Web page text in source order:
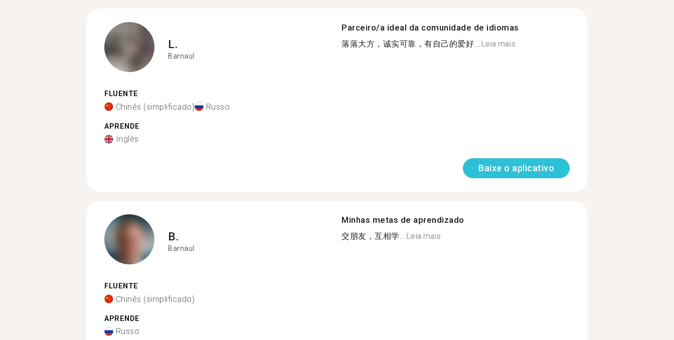
L.
Barnaul
FLUENTE
Chinês (simplificado) Russo
APRENDE
Inglês
Parceiro/a ideal da comunidade de idiomas
落落大方，诚实可靠，有自己的爱好...Leia mais
Baixe o aplicativo
B.
Barnaul
FLUENTE
Chinês (simplificado)
APRENDE
Russo
Minhas metas de aprendizado
交朋友，互相学...Leia mais